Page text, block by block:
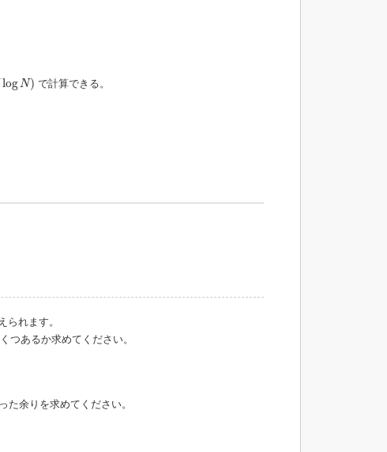
logN)
) で計算できる。
られます。
つあるか求めてください。
た余りを求めてください。